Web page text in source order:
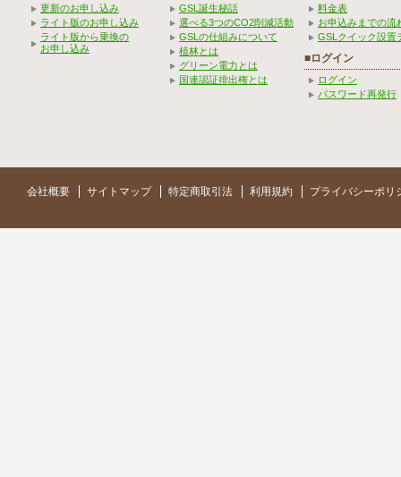
更新のお申し込み
ライト版のお申し込み
ライト版から乗換の
お申し込み
GSL誕生秘話
選べる3つのCO2削減活動
GSLの仕組みについて
植林とは
グリーン電力とは
国連認証排出権とは
料金表
お申込みまでの流
GSLクイック設置
■ログイン
ログイン
パスワード再発行
会社概要 サイトマップ 特定商取引法 利用規約 プライバシーポリ